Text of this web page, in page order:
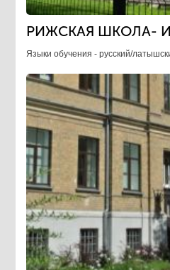
РИЖСКАЯ ШКОЛА-
Языки обучения - русский/